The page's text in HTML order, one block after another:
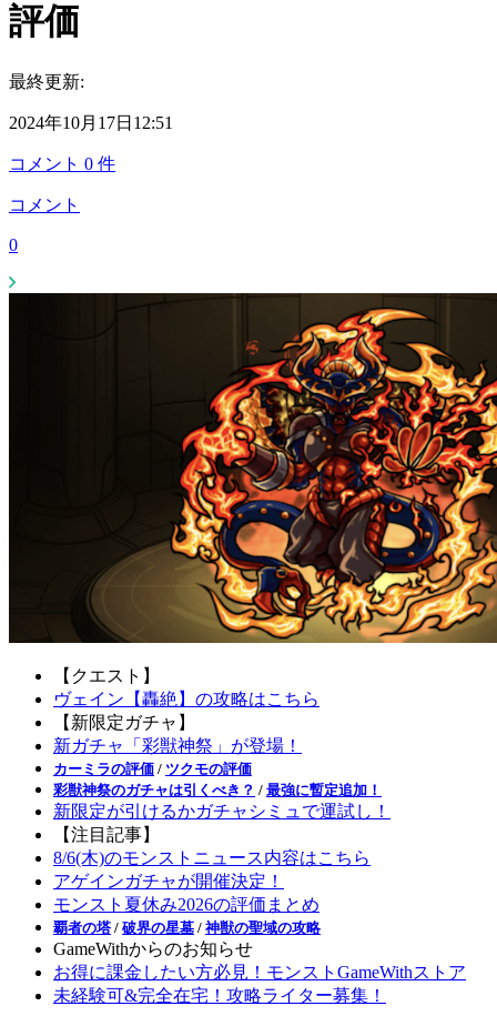
評価
最終更新:
2024年10月17日12:51
コメント 0 件
コメント
0
【クエスト】
ヴェイン【轟絶】の攻略はこちら
【新限定ガチャ】
新ガチャ「彩獣神祭」が登場！
カーミラの評価 / ツクモの評価
彩獣神祭のガチャは引くべき？ / 最強に暫定追加！
新限定が引けるかガチャシミュで運試し！
【注目記事】
8/6(木)のモンストニュース内容はこちら
アゲインガチャが開催決定！
モンスト夏休み2026の評価まとめ
覇者の塔 / 破界の星墓 / 神獣の聖域の攻略
GameWithからのお知らせ
お得に課金したい方必見！モンストGameWithストア
未経験可&完全在宅！攻略ライター募集！